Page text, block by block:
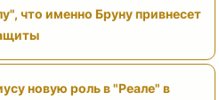
что именно Бруну привнесет
новую роль в "Реале" в